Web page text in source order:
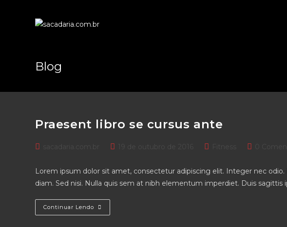
Blog
Praesent libro se cursus ante
Postsacadaria.com.br
Post19 de outubro de 2016
PostFitness
Post0
Lorem ipsum dolor sit amet, consectetur adipiscing elit. Integer nec odio.
diam. Sed nisi. Nulla quis sem at nibh elementum imperdiet. Duis sagittis
Continuar Lendo Praesent
Libro